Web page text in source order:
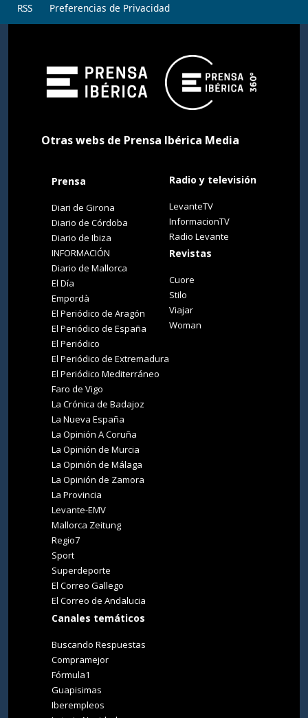
RSS Preferencias de Privacidad
Otras webs de Prensa Ibérica Media
Prensa
Diari de Girona
Diario de Córdoba
Diario de Ibiza
INFORMACIÓN
Diario de Mallorca
El Día
Empordà
El Periódico de Aragón
El Periódico de España
El Periódico
El Periódico de Extremadura
El Periódico Mediterráneo
Faro de Vigo
La Crónica de Badajoz
La Nueva España
La Opinión A Coruña
La Opinión de Murcia
La Opinión de Málaga
La Opinión de Zamora
La Provincia
Levante-EMV
Mallorca Zeitung
Regio7
Sport
Superdeporte
El Correo Gallego
El Correo de Andalucia
Canales temáticos
Buscando Respuestas
Compramejor
Fórmula1
Guapisimas
Iberempleos
Radio y televisión
LevanteTV
InformacionTV
Radio Levante
Revistas
Cuore
Stilo
Viajar
Woman